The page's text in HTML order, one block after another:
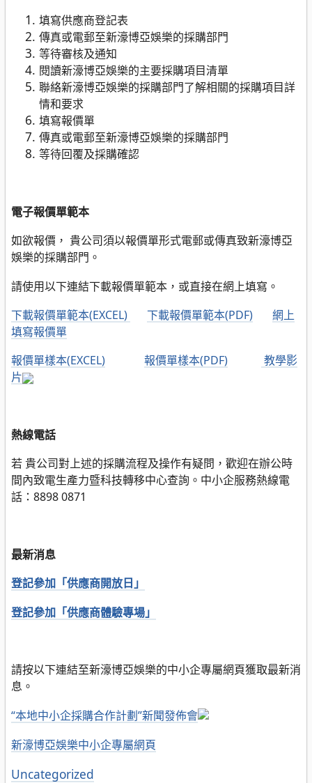
填寫供應商登記表
傳真或電郵至新濠博亞娛樂的採購部門
等待審核及通知
閱讀新濠博亞娛樂的主要採購項目清單
聯絡新濠博亞娛樂的採購部門了解相關的採購項目詳
情和要求
填寫報價單
傳真或電郵至新濠博亞娛樂的採購部門
等待回覆及採購確認
電子報價單範本
如欲報價， 貴公司須以報價單形式電郵或傳真致新濠博亞
娛樂的採購部門。
請使用以下連結下載報價單範本，或直接在網上填寫。
下載報價單範本(EXCEL)
下載報價單範本(PDF)
網上
填寫報價單
報價單樣本(EXCEL)
報價單樣本(PDF)
教學影
片
熱線電話
若 貴公司對上述的採購流程及操作有疑問，歡迎在辦公時
間內致電生產力暨科技轉移中心查詢。 中小企服務熱線電
話：8898 0871
最新消息
登記參加「供應商開放日」
登記參加「供應商體驗專場」
請按以下連結至新濠博亞娛樂的中小企專屬網頁獲取最新消
息。
“本地中小企採購合作計劃”新聞發佈會
新濠博亞娛樂中小企專屬網頁
新
分
Uncategorized